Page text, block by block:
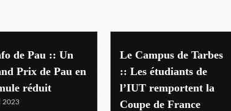
de Pau :: Un
Prix de Pau en
réduit
2023
Le Campus de Tarbes
:: Les étudiants de
l’IUT remportent la
Coupe de France